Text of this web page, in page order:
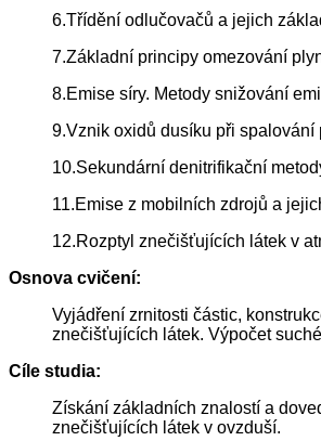
6.Třídění odlučovačů a jejich
7.Základní principy omezování
8.Emise síry. Metody snižování
9.Vznik oxidů dusíku při
10.Sekundární denitrifikační
11.Emise z mobilních zdrojů a
12.Rozptyl znečišťujících látek v
Osnova cvičení:
Vyjádření zrnitosti částic,
znečišťujících látek. Výpočet
Cíle studia:
Získání základních znalostí a
znečišťujících látek v ovzduší.